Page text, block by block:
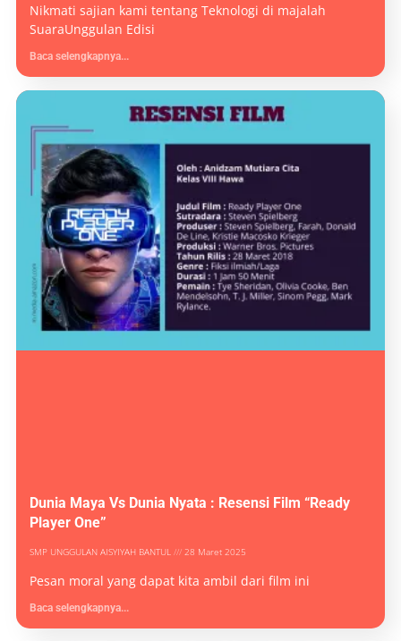
Nikmati sajian kami tentang Teknologi di majalah
SuaraUnggulan Edisi
Baca selengkapnya...
Dunia Maya Vs Dunia Nyata : Resensi Film “Ready
Player One”
SMP UNGGULAN AISYIYAH BANTUL 28 Maret 2025
Pesan moral yang dapat kita ambil dari film ini
Baca selengkapnya...